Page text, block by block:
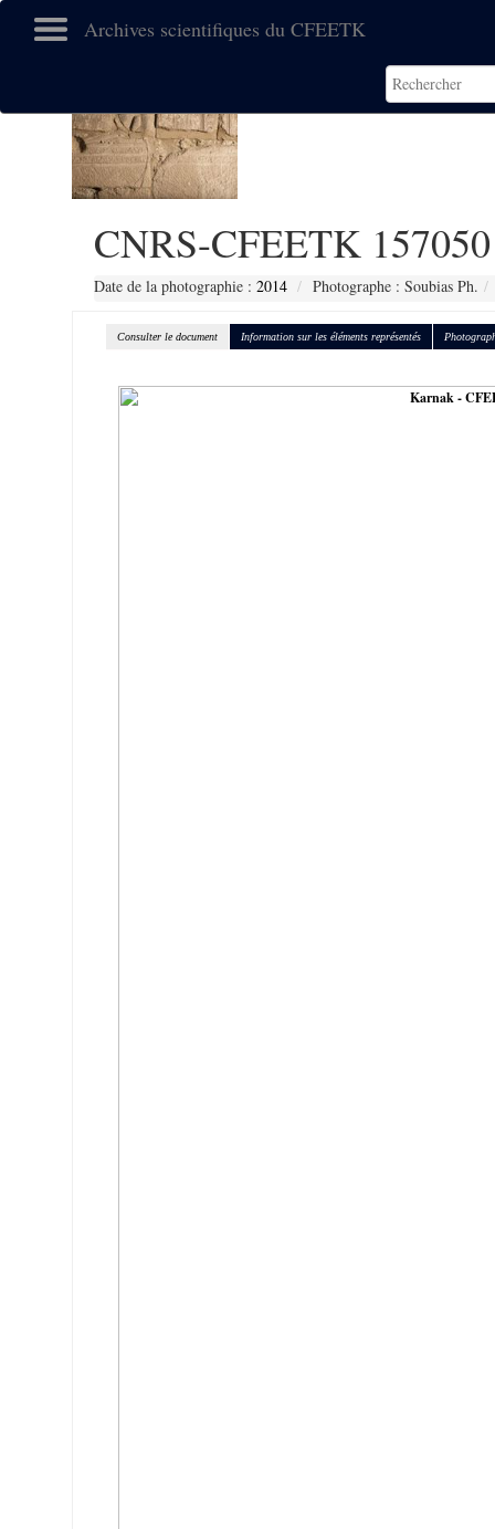
Archives scientifiques du CFEETK
CNRS-CFEETK 157050
Date de la photographie : 2014 Photographe : Soubias Ph.
Consulter le document Information sur les éléments représentés